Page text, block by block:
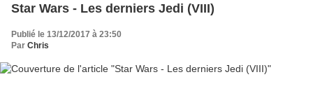
Star Wars - Les derniers Jedi (VIII)
Publié le 13/12/2017 à 23:50
Par Chris